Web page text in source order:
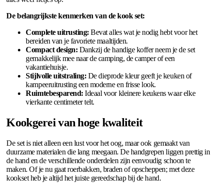
De belangrijkste kenmerken van de kook set:
Complete uitrusting: Bevat alles wat je nodig hebt voor het
bereiden van je favoriete maaltijden.
Compact design: Dankzij de handige koffer neem je de set
gemakkelijk mee naar de camping, de camper of een
vakantiehuisje.
Stijlvolle uitstraling: De dieprode kleur geeft je keuken of
kampeeruitrusting een moderne en frisse look.
Ruimtebesparend: Ideaal voor kleinere keukens waar elke
vierkante centimeter telt.
Kookgerei van hoge kwaliteit
De set is niet alleen een lust voor het oog, maar ook gemaakt van
duurzame materialen die lang meegaan. De handgrepen liggen prettig in
de hand en de verschillende onderdelen zijn eenvoudig schoon te
maken. Of je nu gaat roerbakken, braden of opscheppen; met deze
kookset heb je altijd het juiste gereedschap bij de hand.